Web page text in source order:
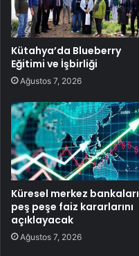
Kütahya’da Blueberry
Eğitimi ve İşbirliği
Ağustos 7, 2026
Küresel merkez bankaları
peş peşe faiz kararlarını
açıklayacak
Ağustos 7, 2026